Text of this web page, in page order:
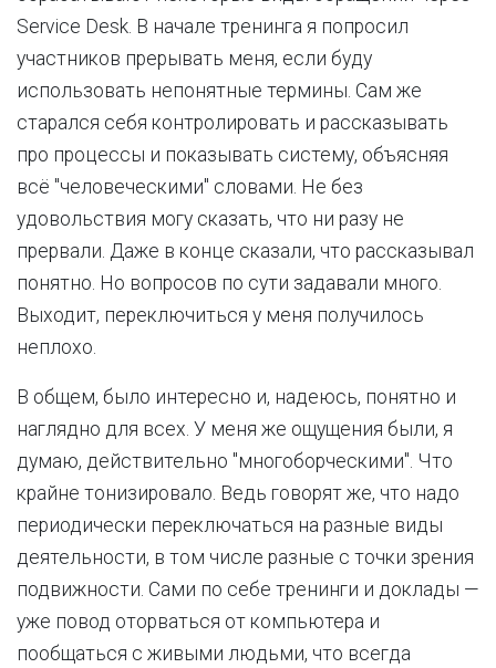
Service Desk. В начале тренинга я попросил
участников прерывать меня, если буду
использовать непонятные термины. Сам же
старался себя контролировать и рассказывать
про процессы и показывать систему, объясняя
всё "человеческими" словами. Не без
удовольствия могу сказать, что ни разу не
прервали. Даже в конце сказали, что рассказывал
понятно. Но вопросов по сути задавали много.
Выходит, переключиться у меня получилось
неплохо.
В общем, было интересно и, надеюсь, понятно и
наглядно для всех. У меня же ощущения были, я
думаю, действительно "многоборческими". Что
крайне тонизировало. Ведь говорят же, что надо
периодически переключаться на разные виды
деятельности, в том числе разные с точки зрения
подвижности. Сами по себе тренинги и доклады —
уже повод оторваться от компьютера и
пообщаться с живыми людьми, что всегда